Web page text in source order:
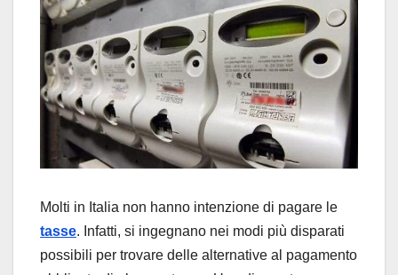
Molti in Italia non hanno intenzione di pagare le
tasse. Infatti, si ingegnano nei modi più disparati
possibili per trovare delle alternative al pagamento